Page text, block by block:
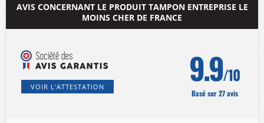
AVIS CONCERNANT LE PRODUIT TAMPON ENTREPRISE LE
MOINS CHER DE FRANCE
VOIR L'ATTESTATION 9.9/10
Basé sur 27 avis